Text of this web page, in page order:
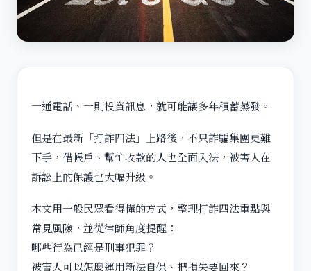
一通電話、一則投資訊息，就可能讓多年積蓄蒸發。
但是在最新「打詐四法」上路後，不只詐騙集團更難
下手，借帳戶、幫忙收款的人也全面入法，被害人在
訴訟上的保護也大幅升級。
本文用一般民眾看得懂的方式，整理打詐四法重點與
常見風險，並從律師角度提醒：
哪些行為已經是刑事犯罪？
被害人可以怎麼運用新法自保、把損失要回來？